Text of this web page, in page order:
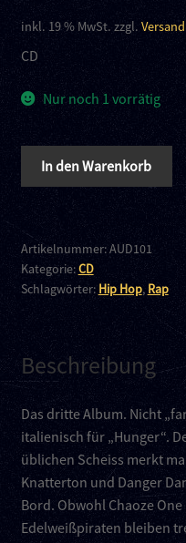
inkl. 19 % MwSt. zzgl.
CD
Nur noch 1 vorrätig
Chaoze
–
CD
Menge
In den Warenkorb
Artikelnummer:AUD101
Kategorie:CD
Schlagwörter: Hip Hop, Rap
Beschreibung
Das dritte Album. Nicht
italienisch für „Hunger“.
üblichen Scheiss merkt
Knatterton und Danger
Bord. Obwohl Chaoze
Edelweißpiraten bleiben